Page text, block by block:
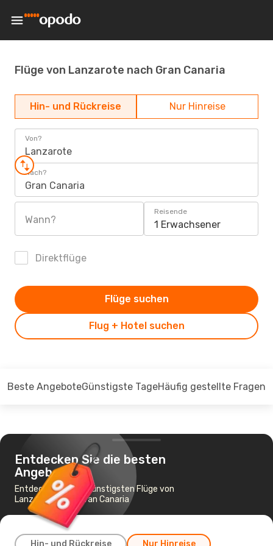
Flüge von Lanzarote nach Gran Canaria
Hin- und Rückreise Nur Hinreise
Von?
Lanzarote
Nach?
Gran Canaria
Wann?
Reisende
1 Erwachsener
Direktflüge
Flug + Hotel suchen
Flüge suchen
Beste AngeboteGünstigste TageHäufig gestellte Fragen
Entdecken Sie die besten
Angebote
Entdecken Sie die günstigsten Flüge von
Lanzarote nach Gran Canaria
Hin- und Rückreise Nur Hinreise